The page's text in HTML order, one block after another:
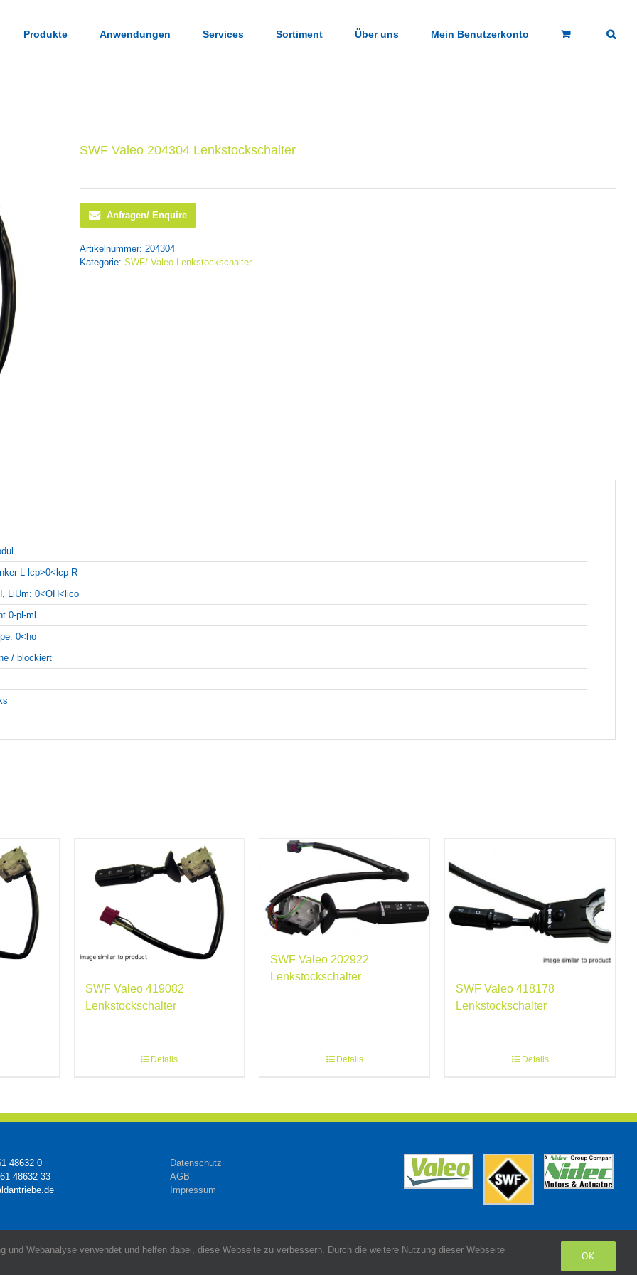
Produkte Anwendungen Services Sortiment Über uns Mein Benutzerkonto
SWF Valeo 204304 Lenkstockschalter
Anfragen/ Enquire
Artikelnummer: 204304
Kategorie: SWF/ Valeo Lenkstockschalter
L-lcp>0<lcp-R
LiUm: 0<OH<lico
0-pl-ml
0<ho
/ blockiert
SWF Valeo 419082
Lenkstockschalter
Details
SWF Valeo 202922
Lenkstockschalter
Details
SWF Valeo 418178
Lenkstockschalter
Details
48632 0
48632 33
Datenschutz
AGB
Impressum
Webanalyse verwendet und helfen dabei, diese Webseite zu verbessern. Durch die weitere Nutzung dieser Webseite
OK